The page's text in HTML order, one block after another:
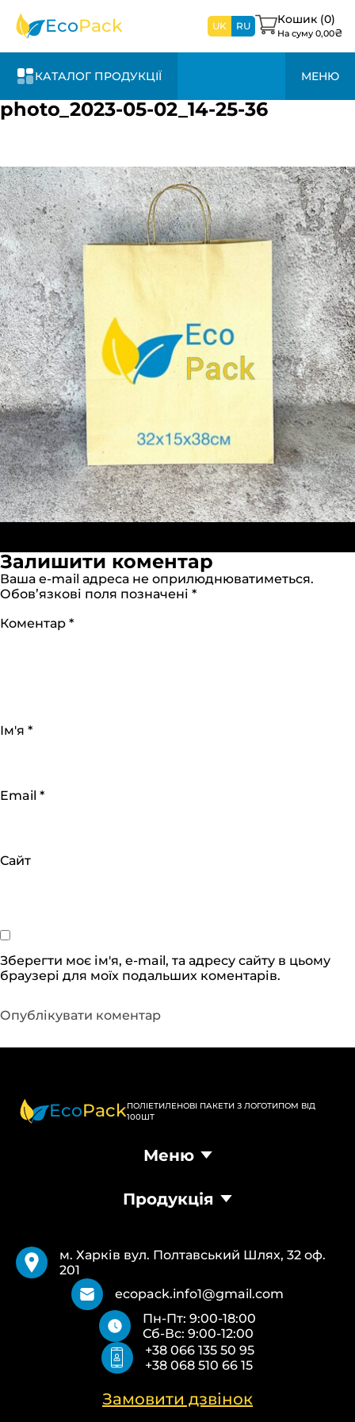
часом
EcoPack UK RU Кошик (0)
На суму 0,00₴
КАТАЛОГ ПРОДУКЦІЇ МЕНЮ
photo_2023-05-02_14-25-36
розмір
Залишити коментар
Ваша e-mail адреса не оприлюднюватиметься.
Обов’язкові поля позначені *
Коментар *
Ім'я *
Email *
Сайт
Зберегти моє ім'я, e-mail, та адресу сайту в цьому
браузері для моїх подальших коментарів.
EcoPackПОЛІЕТИЛЕНОВІ ПАКЕТИ З ЛОГОТИПОМ ВІД
100ШТ
Замовити дзвінок
Меню
Продукція
Pantone
Повернення та обмін
Про нас
Політика конфіденційності
Продукція
Кур’єрські пакети
Паперові пакети Бурі
Пакети Zip-Lock (Слайдер) з логотипом
Пакети банан ПВХ
Скотч з логотипом
Пакувальні пакети ПВТ, ПНТ
Еко сумки об’ємні
Еко сумки “Майка”
Еко сумки “Банан”
м. Харків вул. Полтавський Шлях, 32 оф.
201
ecopack.info1@gmail.com
Пн-Пт: 9:00-18:00
Сб-Вс: 9:00-12:00
+38 066 135 50 95
+38 068 510 66 15